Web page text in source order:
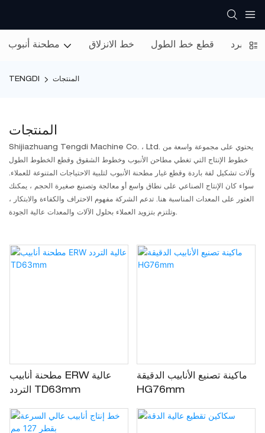
مطحنة أنبوب خط الانزلاق قطع خط الطول البرد
TENGDI المنتجات
المنتجات
Shijiazhuang Tengdi Machine Co. ، Ltd. يحتوي على مجموعة واسعة من
خطوط الإنتاج التي تغطي مطاحن الأنبوب وخطوط الشقوق وقطع الخطوط الطول
وآلات تشكيل لفة باردة وقطع غيار مطحنة الأنبوب لتلبية الاحتياجات المتنوعة للعملاء.
سواء كان الإنتاج الصناعي على نطاق واسع أو معالجة وتصنيع صغيرة الحجم ، يمكنك
العثور على المعدات المناسبة هنا. تدعم الشركة مفهوم الاحتراف والكفاءة والابتكار ،
وتلتزم بتزويد العملاء بحلول الآلات والمعدات عالية الجودة.
مطحنة أنابيب ERW عالية
التردد TD63mm
ماكينة تصنيع الأنابيب الدقيقة
HG76mm